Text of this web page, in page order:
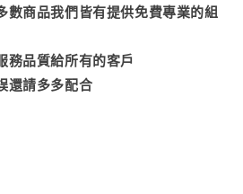
數商品我們皆有提供免費專業的組
務品質給所有的客戶
還請多多配合